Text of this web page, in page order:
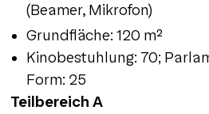
(Beamer, Mikrofon)
Grundfläche: 120 m²
Kinobestuhlung: 70;
Form: 25
Teilbereich A